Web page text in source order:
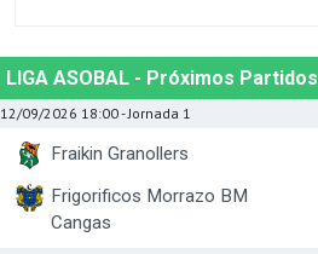
LIGA ASOBAL - Próximos Partidos
12/09/2026 18:00- Jornada 1
Fraikin Granollers
Frigorificos Morrazo BM
Cangas